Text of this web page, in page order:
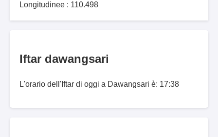
Longitudinee : 110.498
Iftar dawangsari
L'orario dell'Iftar di oggi a Dawangsari è: 17:38